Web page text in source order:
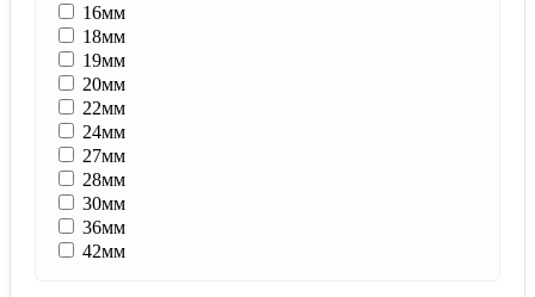
16мм
18мм
19мм
20мм
22мм
24мм
27мм
28мм
30мм
36мм
42мм